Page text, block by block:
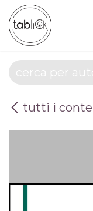
Passa al
tutti i